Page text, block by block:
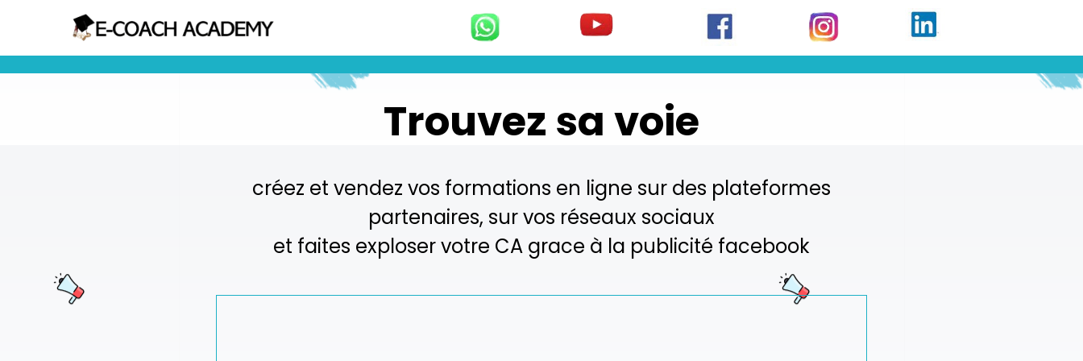
Trouvez sa voie
créez et vendez vos formations en ligne sur des plateformes
partenaires, sur vos réseaux sociaux
et faites exploser votre CA grace à la publicité facebook